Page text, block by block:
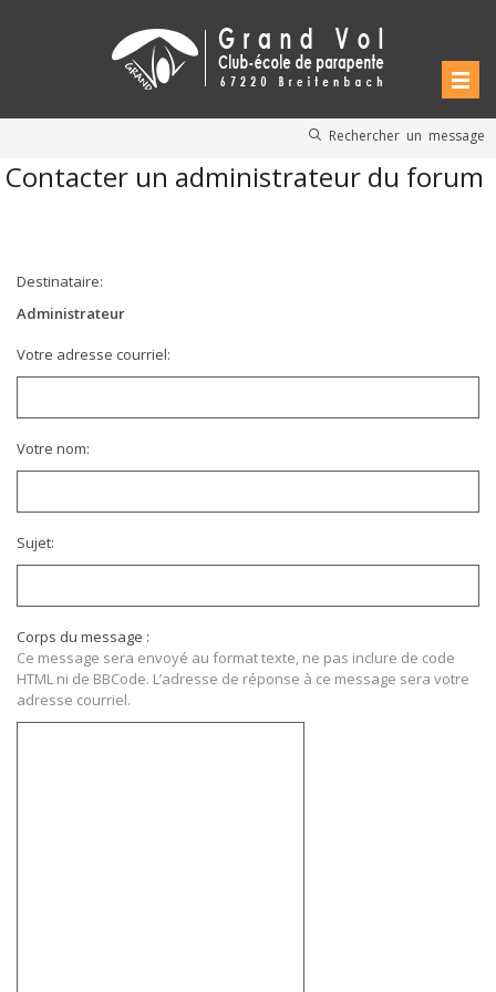
Rechercher un message
Contacter un administrateur du forum
Destinataire:
Administrateur
Votre adresse courriel:
Votre nom:
Sujet:
Corps du message :
Ce message sera envoyé au format texte, ne pas inclure de code
HTML ni de BBCode. L’adresse de réponse à ce message sera votre
adresse courriel.